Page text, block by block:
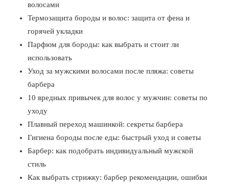
волосами
Термозащита бороды и волос: защита от фена и
горячей укладки
Парфюм для бороды: как выбрать и стоит ли
использовать
Уход за мужскими волосами после пляжа: советы
барбера
10 вредных привычек для волос у мужчин: советы по
уходу
Плавный переход машинкой: секреты барбера
Гигиена бороды после еды: быстрый уход и советы
Барбер: как подобрать индивидуальный мужской
стиль
Как выбрать стрижку: барбер рекомендации, ошибки